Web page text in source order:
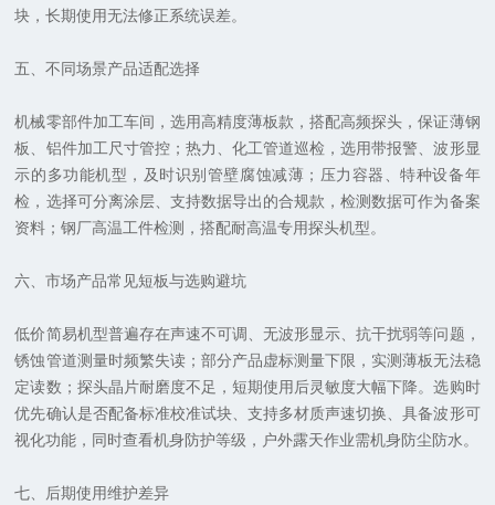
块，长期使用无法修正系统误差。
五、不同场景产品适配选择
机械零部件加工车间，选用高精度薄板款，搭配高频探头，保证薄钢
板、铝件加工尺寸管控；热力、化工管道巡检，选用带报警、波形显
示的多功能机型，及时识别管壁腐蚀减薄；压力容器、特种设备年
检，选择可分离涂层、支持数据导出的合规款，检测数据可作为备案
资料；钢厂高温工件检测，搭配耐高温专用探头机型。
六、市场产品常见短板与选购避坑
低价简易机型普遍存在声速不可调、无波形显示、抗干扰弱等问题，
锈蚀管道测量时频繁失读；部分产品虚标测量下限，实测薄板无法稳
定读数；探头晶片耐磨度不足，短期使用后灵敏度大幅下降。选购时
优先确认是否配备标准校准试块、支持多材质声速切换、具备波形可
视化功能，同时查看机身防护等级，户外露天作业需机身防尘防水。
七、后期使用维护差异